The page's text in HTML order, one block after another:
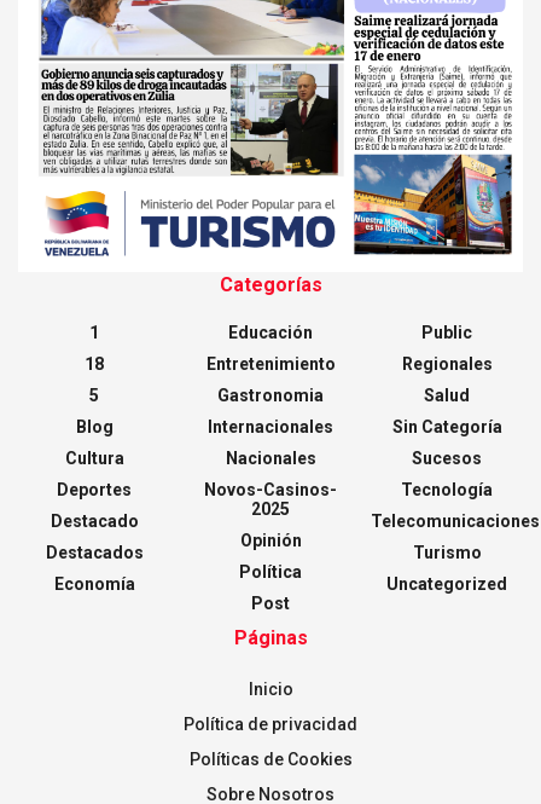
Categorías
1
18
5
Blog
Cultura
Deportes
Destacado
Destacados
Economía
Educación
Entretenimiento
Gastronomia
Internacionales
Nacionales
Novos-Casinos-
2025
Opinión
Política
Post
Public
Regionales
Salud
Sin Categoría
Sucesos
Tecnología
Telecomunicaciones
Turismo
Uncategorized
Páginas
Inicio
Política de privacidad
Políticas de Cookies
Sobre Nosotros